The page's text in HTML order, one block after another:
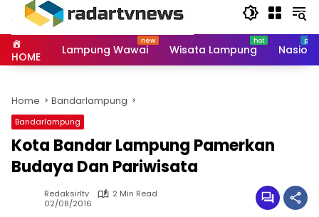
HOME Lampung Wawai Wisata Lampung
Home Bandarlampung
Bandarlampung
Kota Bandar Lampung Pamerkan
Budaya Dan Pariwisata
Redaksirltv
2 Min Read
02/08/2016